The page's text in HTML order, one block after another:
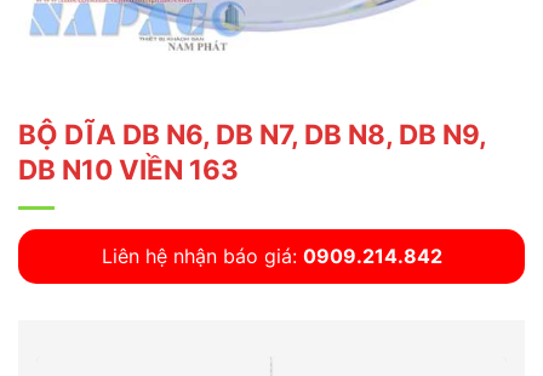
BỘ DĨA DB N6, DB N7, DB N8, DB N9,
DB N10 VIỀN 163
Liên hệ nhận báo giá: 0909.214.842